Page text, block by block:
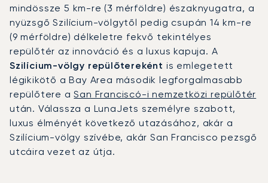
mindössze 5 km-re (3 mérföldre) északnyugatra, a
nyüzsgő Szilícium-völgytől pedig csupán 14 km-re
(9 mérföldre) délkeletre fekvő tekintélyes
repülőtér az innováció és a luxus kapuja. A
Szilícium-völgy repülőtereként is emlegetett
légikikötő a Bay Area második legforgalmasabb
repülőtere aSan Franciscó-i nemzetközi repülőtér
után. Válassza a LunaJets személyre szabott,
luxus élményét következő utazásához, akár a
Szilícium-völgy szívébe, akár San Francisco pezsgő
utcáira vezet az útja.